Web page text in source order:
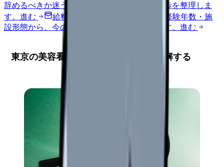
辞めるべきか迷う前に、悩みの種類と次の一歩を整理しま
す。 進む 給料コンパスで比較する
地域・経験年数・施
設形態から、今の給料の現在地を確認できます。 進む
東京の美容看護師市場：地域特性を理解する